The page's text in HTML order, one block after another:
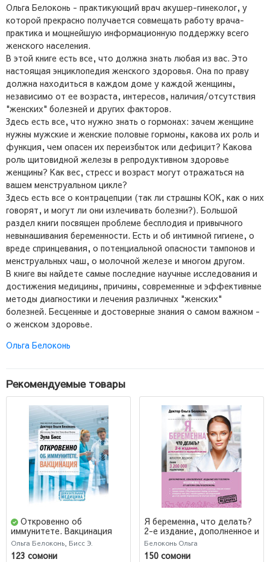
Ольга Белоконь - практикующий врач акушер-гинеколог, у
которой прекрасно получается совмещать работу врача-
практика и мощнейшую информационную поддержку всего
женского населения.
В этой книге есть все, что должна знать любая из вас. Это
настоящая энциклопедия женского здоровья. Она по праву
должна находиться в каждом доме у каждой женщины,
независимо от ее возраста, интересов, наличия/отсутствия
"женских" болезней и других факторов.
Здесь есть все, что нужно знать о гормонах: зачем женщине
нужны мужские и женские половые гормоны, какова их роль и
функция, чем опасен их переизбыток или дефицит? Какова
роль щитовидной железы в репродуктивном здоровье
женщины? Как вес, стресс и возраст могут отражаться на
вашем менструальном цикле?
Здесь есть все о контрацепции (так ли страшны КОК, как о них
говорят, и могут ли они излечивать болезни?). Большой
раздел книги посвящен проблеме бесплодия и привычного
невынашивания беременности. Есть и об интимной гигиене, о
вреде спринцевания, о потенциальной опасности тампонов и
менструальных чаш, о молочной железе и многом другом.
В книге вы найдете самые последние научные исследования и
достижения медицины, причины, современные и эффективные
методы диагностики и лечения различных "женских"
болезней. Бесценные и достоверные знания о самом важном -
о женском здоровье.
Ольга Белоконь
Рекомендуемые товары
Откровенно об
иммунитете. Вакцинация
Ольга Белоконь, Бисс Э.
123 сомони
Я беременна, что делать?
2-е издание, дополненное и
переработанное
Белоконь Ольга
150 сомони